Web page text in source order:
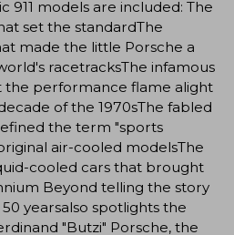
911 models are included: The
set the standardThe
made the little Porsche a
racetracksThe infamous
the performance flame alight
of the 1970sThe fabled
the term "sports
air-cooled modelsThe
cooled cars that brought
Beyond telling the story
50 yearsalso spotlights the
"Butzi" Porsche, the